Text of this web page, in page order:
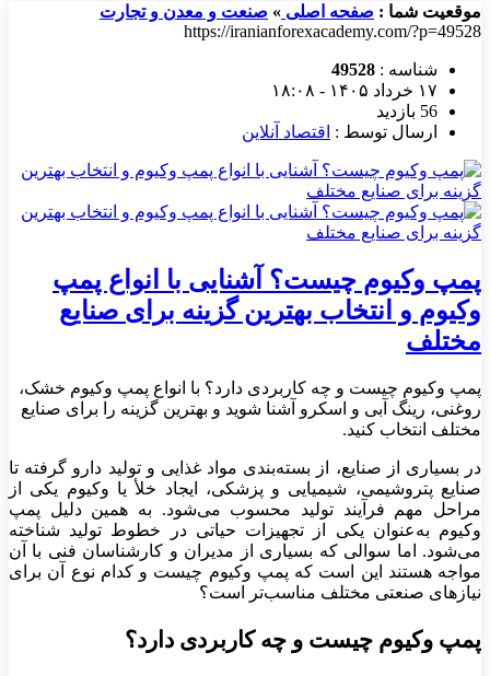
موقعیت شما : صفحه اصلی » صنعت و معدن و تجارت
https://iranianforexacademy.com/?p=49528
شناسه : 49528
۱۷ خرداد ۱۴۰۵ - ۱۸:۰۸
56 بازدید
ارسال توسط : اقتصاد آنلاین
پمپ وکیوم چیست؟ آشنایی با انواع پمپ
وکیوم و انتخاب بهترین گزینه برای صنایع
مختلف
پمپ وکیوم چیست و چه کاربردی دارد؟ با انواع پمپ وکیوم خشک،
روغنی، رینگ آبی و اسکرو آشنا شوید و بهترین گزینه را برای صنایع
مختلف انتخاب کنید.
در بسیاری از صنایع، از بسته‌بندی مواد غذایی و تولید دارو گرفته تا
صنایع پتروشیمی، شیمیایی و پزشکی، ایجاد خلأ یا وکیوم یکی از
مراحل مهم فرآیند تولید محسوب می‌شود. به همین دلیل پمپ
وکیوم به‌عنوان یکی از تجهیزات حیاتی در خطوط تولید شناخته
می‌شود. اما سوالی که بسیاری از مدیران و کارشناسان فنی با آن
مواجه هستند این است که پمپ وکیوم چیست و کدام نوع آن برای
نیازهای صنعتی مختلف مناسب‌تر است؟
پمپ وکیوم چیست و چه کاربردی دارد؟